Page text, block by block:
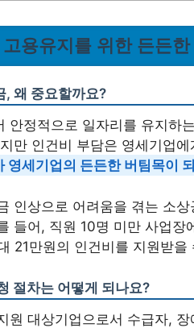
용유지를 위한 든든
, 왜 중요할까요?
안정적으로 일자리를 유지하
만 인건비 부담은 영세기업
영세기업의 든든한 버팀목이
인상으로 어려움을 겪는 소
들어, 직원 10명 미만 사업
21만원의 인건비를 지원받을
절차는 어떻게 되나요?
원 대상기업으로서 수급자,